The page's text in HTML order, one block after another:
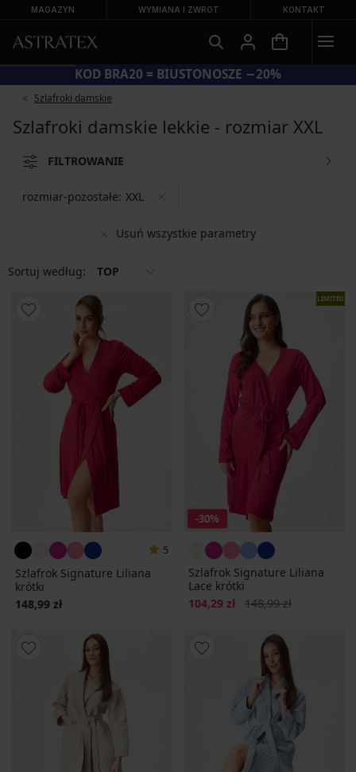
MAGAZYN WYMIANA I ZWROT KONTAKT
KOD BRA20 = BIUSTONOSZE −20%
Szlafroki damskie
Szlafroki damskie lekkie - rozmiar XXL
FILTROWANIE
Usuń wszystkie parametry
rozmiar-pozostałe: XXL
Sortuj według: TOP
5
Szlafrok Signature Liliana
krótki
148,99 zł
LIMITED
-30%
Szlafrok Signature Liliana
Lace krótki
Zniżka
104,29 zł Pierwotna cena
148,99 zł